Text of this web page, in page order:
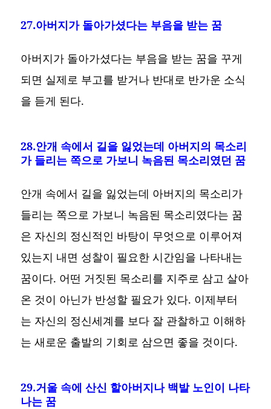
27.아버지가 돌아가셨다는 부음을 받는 꿈
아버지가 돌아가셨다는 부음을 받는 꿈을 꾸게
되면 실제로 부고를 받거나 반대로 반가운 소식
을 듣게 된다.
28.안개 속에서 길을 잃었는데 아버지의 목소리
가 들리는 쪽으로 가보니 녹음된 목소리였던 꿈
안개 속에서 길을 잃었는데 아버지의 목소리가
들리는 쪽으로 가보니 녹음된 목소리였다는 꿈
은 자신의 정신적인 바탕이 무엇으로 이루어져
있는지 내면 성찰이 필요한 시간임을 나타내는
꿈이다. 어떤 거짓된 목소리를 지주로 삼고 살아
온 것이 아닌가 반성할 필요가 있다. 이제부터
는 자신의 정신세계를 보다 잘 관찰하고 이해하
는 새로운 출발의 기회로 삼으면 좋을 것이다.
29.거울 속에 산신 할아버지나 백발 노인이 나타
나는 꿈